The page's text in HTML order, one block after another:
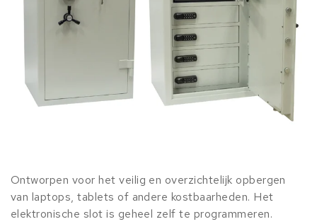
Ontworpen voor het veilig en overzichtelijk opbergen
van laptops, tablets of andere kostbaarheden. Het
elektronische slot is geheel zelf te programmeren.